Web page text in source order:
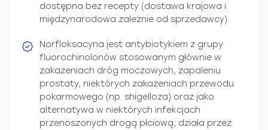
dostępna bez recepty (dostawa krajowa i
międzynarodowa zależnie od sprzedawcy).
Norfloksacyna jest antybiotykiem z grupy
fluorochinolonów stosowanym głównie w
zakażeniach dróg moczowych, zapaleniu
prostaty, niektórych zakażeniach przewodu
pokarmowego (np. shigelloza) oraz jako
alternatywa w niektórych infekcjach
przenoszonych drogą płciową; działa przez